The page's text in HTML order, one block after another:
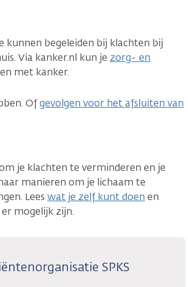
kunnen begeleiden bij klachten bij
Via kanker.nl kun je zorg- en
met kanker.
Ofgevolgen voor het afsluiten van
je klachten te verminderen en je
manieren om je lichaam te
Lees wat je zelf kunt doen en
er mogelijk zijn.
SPKS